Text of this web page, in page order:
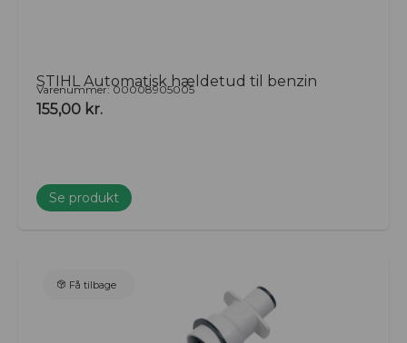
STIHL Automatisk hældetud til benzin
Varenummer: 00008905005
155,00 kr.
Se produkt
Få tilbage